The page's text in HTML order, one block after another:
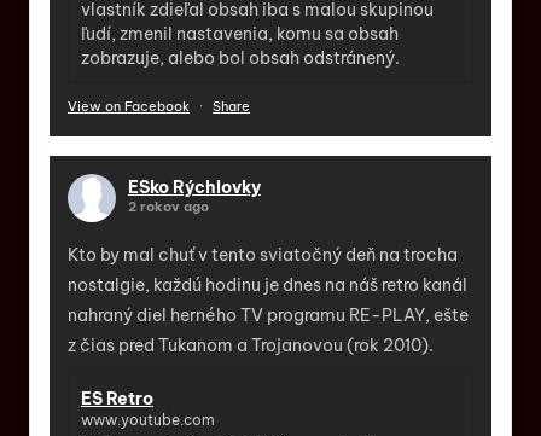
vlastník zdieľal obsah iba s malou skupinou
ľudí, zmenil nastavenia, komu sa obsah
zobrazuje, alebo bol obsah odstránený.
View on Facebook · Share
ESko Rýchlovky
2 rokov ago
Kto by mal chuť v tento sviatočný deň na trocha
nostalgie, každú hodinu je dnes na náš retro kanál
nahraný diel herného TV programu RE-PLAY, ešte
z čias pred Tukanom a Trojanovou (rok 2010).
ES Retro
www.youtube.com